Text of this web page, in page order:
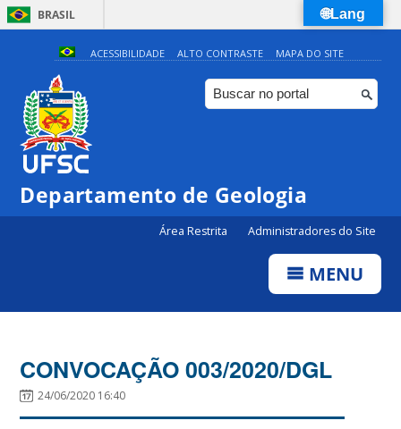
BRASIL
Simplifique!
Comunica BR
Participe
Canais
ACESSIBILIDADE ALTO CONTRASTE MAPA DO SITE
Departamento de Geologia
Área Restrita Administradores do Site
MENU
CONVOCAÇÃO 003/2020/DGL
24/06/2020 16:40
🌐Lang